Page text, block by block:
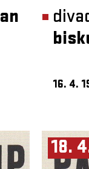
16. 4.
18.